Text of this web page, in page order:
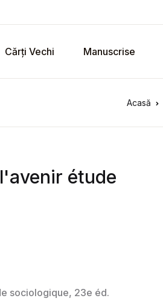
Cărți Vechi Manuscrise
Acasă
étude